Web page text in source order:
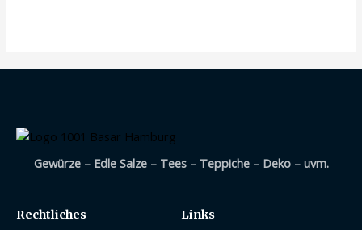
Gewürze – Edle Salze – Tees – Teppiche – Deko – uvm.
Rechtliches Links